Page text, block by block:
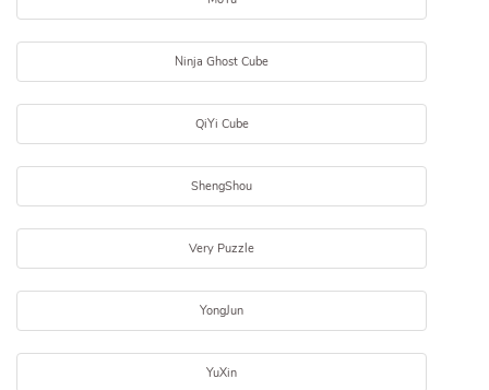
Ninja Ghost Cube
QiYi Cube
ShengShou
Very Puzzle
YongJun
YuXin